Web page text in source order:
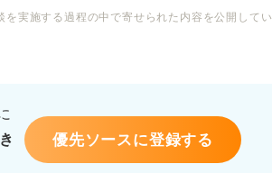
ている場合に、どうすれば良いか
実施する過程の中で寄せられた内容を公開してい
優先ソースに登録する